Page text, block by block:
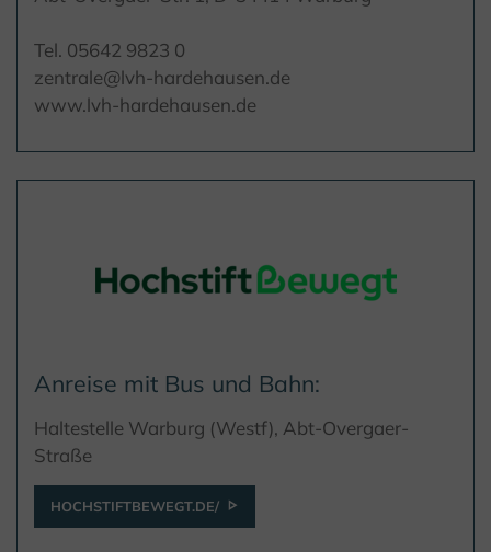
Tel. 05642 9823 0
zentrale@lvh-hardehausen.de
www.lvh-hardehausen.de
Anreise mit Bus und Bahn:
Haltestelle Warburg (Westf), Abt-Overgaer-
Straße
HOCHSTIFTBEWEGT.DE/